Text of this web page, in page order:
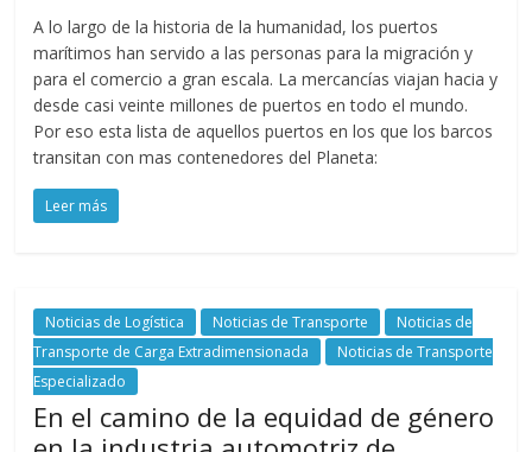
A lo largo de la historia de la humanidad, los puertos
marítimos han servido a las personas para la migración y
para el comercio a gran escala. La mercancías viajan hacia y
desde casi veinte millones de puertos en todo el mundo.
Por eso esta lista de aquellos puertos en los que los barcos
transitan con mas contenedores del Planeta:
Leer más
Noticias de Logística Noticias de Transporte
Noticias de
Transporte de Carga Extradimensionada
Noticias de Transporte
Especializado
En el camino de la equidad de género